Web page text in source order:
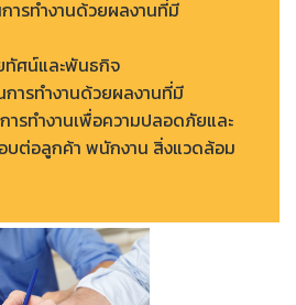
ารทำงานด้วยผลงานที่มี
ทัศน์และพันธกิจ
การทำงานด้วยผลงานที่มี
ารทำงานเพื่อความปลอดภัยและ
บต่อลูกค้า พนักงาน สิ่งแวดล้อม